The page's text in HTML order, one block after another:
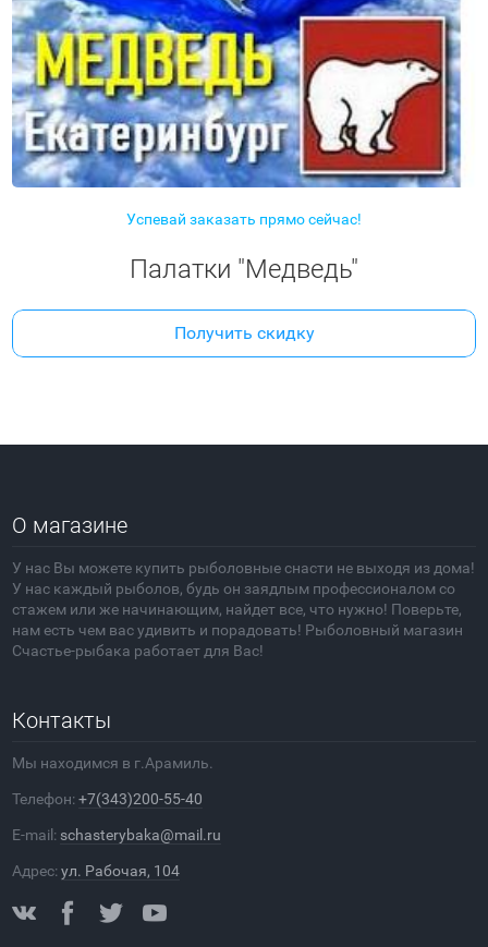
Успевай заказать прямо сейчас!
Палатки "Медведь"
Получить скидку
О магазине
У нас Вы можете купить рыболовные снасти не выходя из дома!
У нас каждый рыболов, будь он заядлым профессионалом со
стажем или же начинающим, найдет все, что нужно! Поверьте,
нам есть чем вас удивить и порадовать! Рыболовный магазин
Счастье-рыбака работает для Вас!
Контакты
Мы находимся в г.Арамиль.
Телефон:+7(343)200-55-40
E-mail: schasterybaka@mail.ru
Адрес:ул. Рабочая, 104